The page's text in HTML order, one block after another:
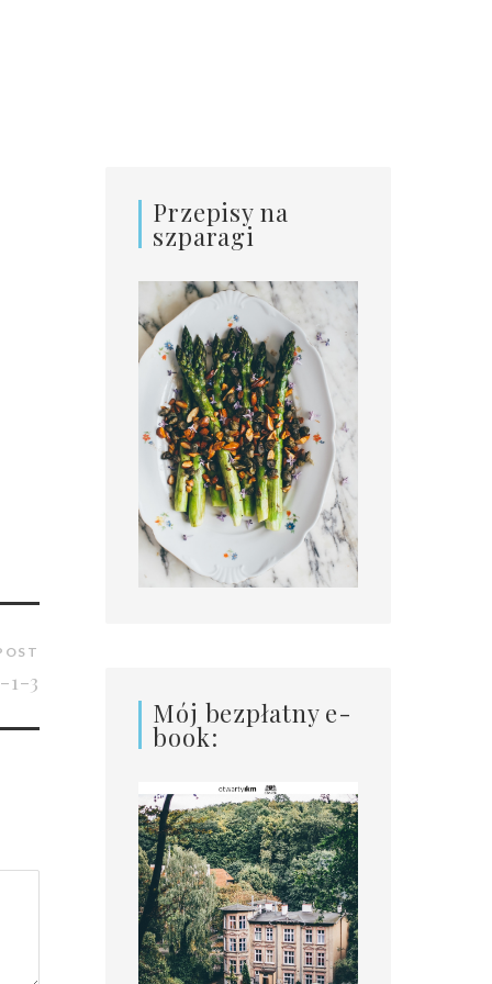
1-3
Przepisy na
szparagi
Mój bezpłatny e-
book: